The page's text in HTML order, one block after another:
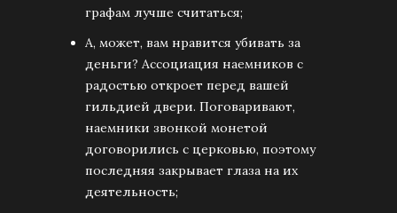
графам лучше считаться;
А, может, вам нравится убивать за
деньги? Ассоциация наемников с
радостью откроет перед вашей
гильдией двери. Поговаривают,
наемники звонкой монетой
договорились с церковью, поэтому
последняя закрывает глаза на их
деятельность;